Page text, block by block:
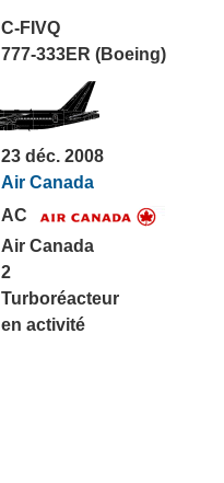
C-FIVQ
777-333ER (Boeing)
23 déc. 2008
Air Canada
AC
Air Canada
2
Turboréacteur
en activité